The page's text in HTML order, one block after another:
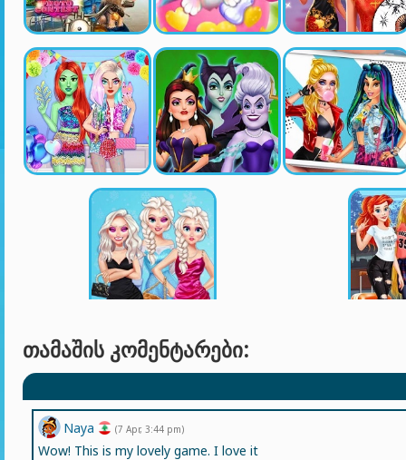
ᲗᲐᲛᲐᲨᲘᲡ ᲙᲝᲛᲔᲜᲢᲐᲠᲔᲑᲘ:
Naya (7 Apr, 3:44 pm)
Wow! This is my lovely game. I love it